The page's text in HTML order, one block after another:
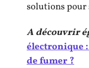
solutions pour
A découvrir
électronique
de fumer ?